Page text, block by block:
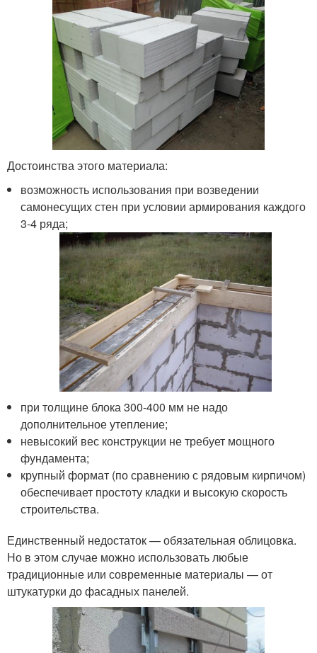
Достоинства этого материала:
возможность использования при возведении
самонесущих стен при условии армирования каждого
3-4 ряда;
при толщине блока 300-400 мм не надо
дополнительное утепление;
невысокий вес конструкции не требует мощного
фундамента;
крупный формат (по сравнению с рядовым кирпичом)
обеспечивает простоту кладки и высокую скорость
строительства.
Единственный недостаток — обязательная облицовка.
Но в этом случае можно использовать любые
традиционные или современные материалы — от
штукатурки до фасадных панелей.